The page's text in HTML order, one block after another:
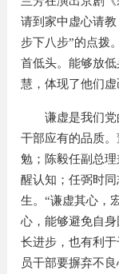
请到家中虚心请
步下八步”的点拨
首低头。能够放
慧，体现了他们虚
谦虚是我们
干部应有的品质
勉；陈毅任副总
醒认知；任弼时
生。“谦虚其心，
心，能够避免自
长进步，也有利
员干部要摒弃不